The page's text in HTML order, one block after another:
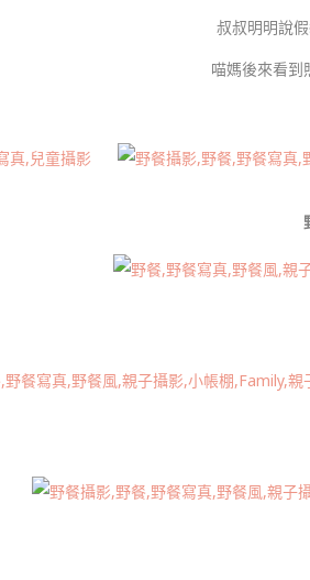
叔叔明明說
喵媽後來看到